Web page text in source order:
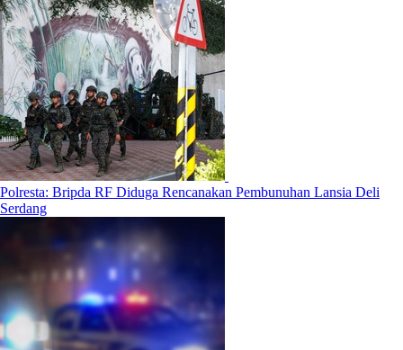
Polresta: Bripda RF Diduga Rencanakan Pembunuhan Lansia Deli
Serdang